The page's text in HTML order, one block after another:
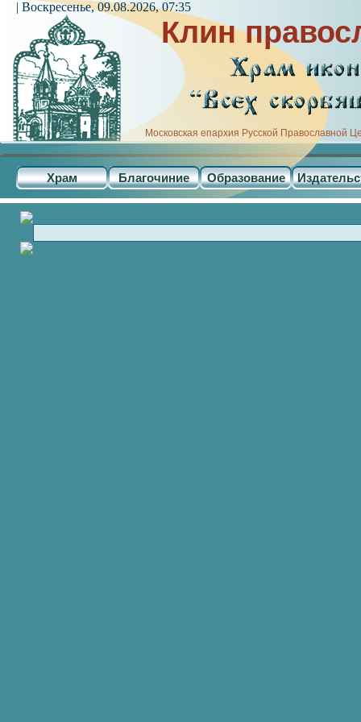
Клин
Московская епархия Русской Православной
Храм Благочиние Образование
| Воскресенье, 09.08.2026, 07:35